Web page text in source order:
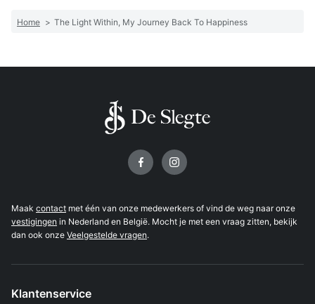
Home > The Light Within, My Journey Back To Happiness
Maak contact met één van onze medewerkers of vind de weg naar onze
vestigingen in Nederland en België. Mocht je met een vraag zitten, bekijk
dan ook onze Veelgestelde vragen.
Klantenservice